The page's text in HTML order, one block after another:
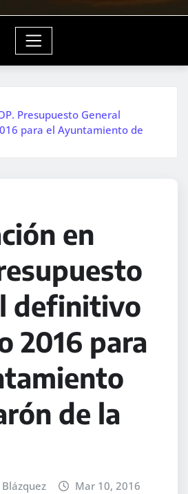
Presupuesto General
para el Ayuntamiento de
en
definitivo
2016 para
de la
Mar 10, 2016